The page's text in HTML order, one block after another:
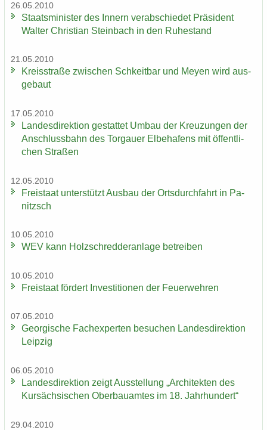
26.05.2010
Staats­mi­nis­ter des In­nern ver­ab­schie­det Prä­si­dent
Wal­ter Chris­ti­an Stein­bach in den Ru­he­stand
21.05.2010
Kreis­stra­ße zwi­schen Schkeit­bar und Meyen wird aus­
ge­baut
17.05.2010
Lan­des­di­rek­ti­on ge­stat­tet Umbau der Kreu­zun­gen der
An­schluss­bahn des Tor­gau­er El­be­ha­fens mit öf­fent­li­
chen Stra­ßen
12.05.2010
Frei­staat un­ter­stützt Aus­bau der Orts­durch­fahrt in Pa­
nitzsch
10.05.2010
WEV kann Holz­schred­de­r­an­la­ge be­trei­ben
10.05.2010
Frei­staat för­dert In­ves­ti­tio­nen der Feu­er­weh­ren
07.05.2010
Ge­or­gi­sche Fach­ex­per­ten be­su­chen Lan­des­di­rek­ti­on
Leip­zig
06.05.2010
Lan­des­di­rek­ti­on zeigt Aus­stel­lung „Ar­chi­tek­ten des
Kur­säch­si­schen Ober­bau­am­tes im 18. Jahr­hun­dert“
29.04.2010